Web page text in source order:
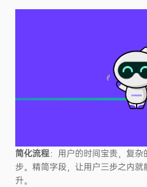
简化流程：用户的时间宝贵，复
步。精简字段，让用户三步之内
升。